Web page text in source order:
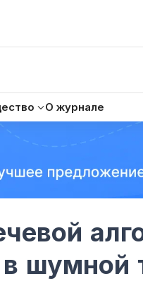
О журнале
в шумной